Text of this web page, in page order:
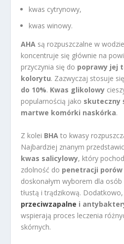
kwas cytrynowy,
kwas winowy.
AHA są rozpuszczalne w
koncentruje się głównie na
przyczynia się do poprawy jej
kolorytu. Zazwyczaj stosuje
do 10%. Kwas glikolowy
popularnością jako skuteczny
martwe komórki naskórka.
Z kolei BHA to kwasy
Najbardziej znanym
kwas salicylowy, który
zdolność do penetracji porów
doskonałym wyborem dla
tłustą i trądzikową.
przeciwzapalne i
wspierają proces leczenia
skórnych.